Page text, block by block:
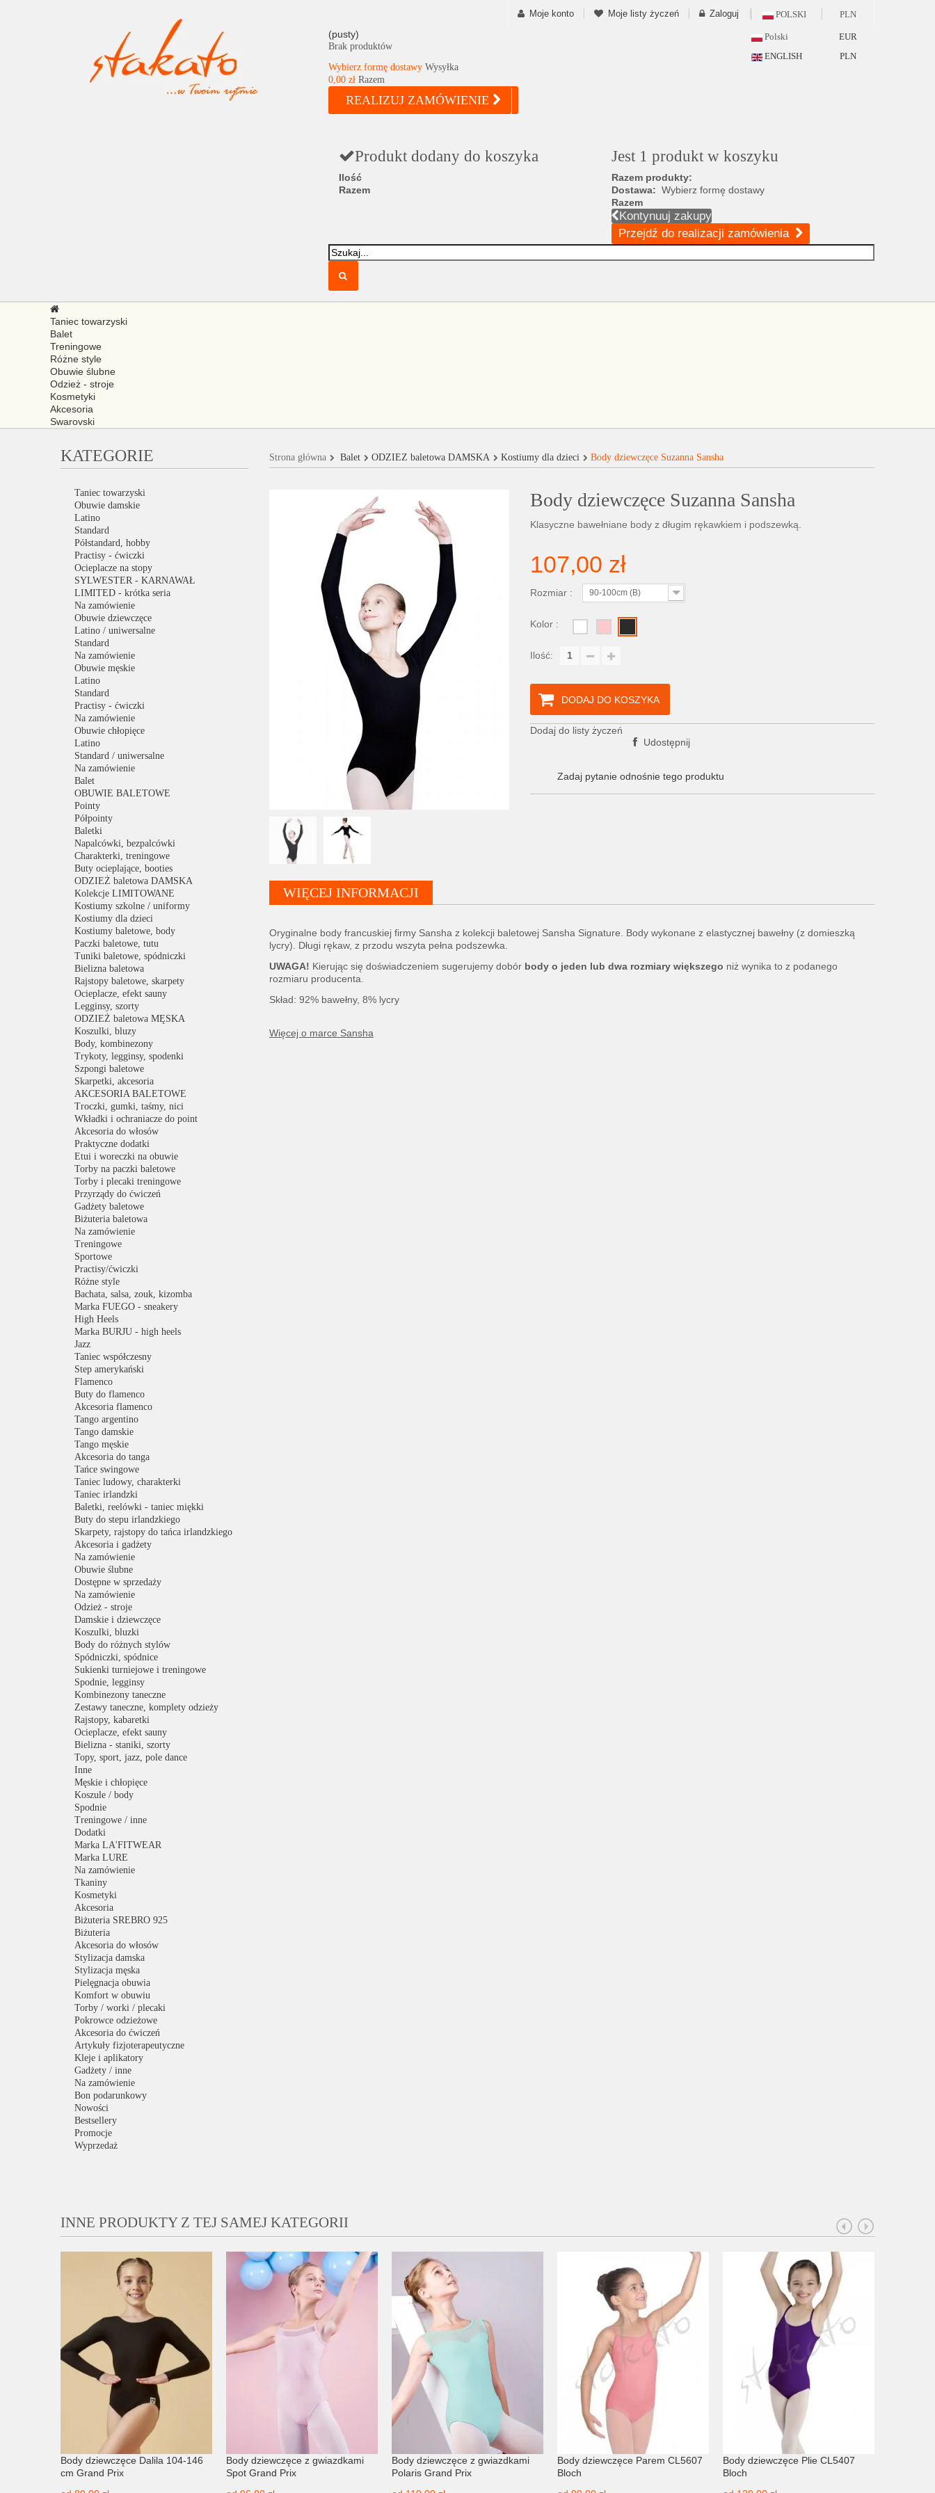
Moje konto Moje listy życzeń Zaloguj POLSKI
Polski
ENGLISH
PLN
EUR
PLN
(pusty)
Brak produktów
Wybierz formę dostawy Wysyłka
0,00 zł Razem
REALIZUJ ZAMÓWIENIE
Produkt dodany do koszyka
Ilość
Razem
Jest 1 produkt w koszyku
Razem produkty:
Dostawa:Wybierz formę dostawy
Razem
Kontynuuj zakupy
Przejdź do realizacji zamówienia
Taniec towarzyski
Balet
Treningowe
Różne style
Obuwie ślubne
Odzież - stroje
Kosmetyki
Akcesoria
Swarovski
KATEGORIE
Taniec towarzyski
Obuwie damskie
Latino
Standard
Półstandard, hobby
Practisy - ćwiczki
Ocieplacze na stopy
SYLWESTER - KARNAWAŁ
LIMITED - krótka seria
Na zamówienie
Obuwie dziewczęce
Latino / uniwersalne
Standard
Na zamówienie
Obuwie męskie
Latino
Standard
Practisy - ćwiczki
Na zamówienie
Obuwie chłopięce
Latino
Standard / uniwersalne
Na zamówienie
Balet
OBUWIE BALETOWE
Pointy
Półpointy
Baletki
Napalcówki, bezpalcówki
Charakterki, treningowe
Buty ocieplające, booties
ODZIEŻ baletowa DAMSKA
Kolekcje LIMITOWANE
Kostiumy szkolne / uniformy
Kostiumy dla dzieci
Kostiumy baletowe, body
Paczki baletowe, tutu
Tuniki baletowe, spódniczki
Bielizna baletowa
Rajstopy baletowe, skarpety
Ocieplacze, efekt sauny
Legginsy, szorty
ODZIEŻ baletowa MĘSKA
Koszulki, bluzy
Body, kombinezony
Trykoty, legginsy, spodenki
Szpongi baletowe
Skarpetki, akcesoria
AKCESORIA BALETOWE
Troczki, gumki, taśmy, nici
Wkładki i ochraniacze do point
Akcesoria do włosów
Praktyczne dodatki
Etui i woreczki na obuwie
Torby na paczki baletowe
Torby i plecaki treningowe
Przyrządy do ćwiczeń
Gadżety baletowe
Biżuteria baletowa
Na zamówienie
Treningowe
Sportowe
Practisy/ćwiczki
Różne style
Bachata, salsa, zouk, kizomba
Marka FUEGO - sneakery
High Heels
Marka BURJU - high heels
Jazz
Taniec współczesny
Step amerykański
Flamenco
Buty do flamenco
Akcesoria flamenco
Tango argentino
Tango damskie
Tango męskie
Akcesoria do tanga
Tańce swingowe
Taniec ludowy, charakterki
Taniec irlandzki
Baletki, reelówki - taniec miękki
Buty do stepu irlandzkiego
Skarpety, rajstopy do tańca irlandzkiego
Akcesoria i gadżety
Na zamówienie
Obuwie ślubne
Dostępne w sprzedaży
Na zamówienie
Odzież - stroje
Damskie i dziewczęce
Koszulki, bluzki
Body do różnych stylów
Spódniczki, spódnice
Sukienki turniejowe i treningowe
Spodnie, legginsy
Kombinezony taneczne
Zestawy taneczne, komplety odzieży
Rajstopy, kabaretki
Ocieplacze, efekt sauny
Bielizna - staniki, szorty
Topy, sport, jazz, pole dance
Inne
Męskie i chłopięce
Koszule / body
Spodnie
Treningowe / inne
Dodatki
Marka LA'FITWEAR
Marka LURE
Na zamówienie
Tkaniny
Kosmetyki
Akcesoria
Biżuteria SREBRO 925
Biżuteria
Akcesoria do włosów
Stylizacja damska
Stylizacja męska
Pielęgnacja obuwia
Komfort w obuwiu
Torby / worki / plecaki
Pokrowce odzieżowe
Akcesoria do ćwiczeń
Artykuły fizjoterapeutyczne
Kleje i aplikatory
Gadżety / inne
Na zamówienie
Bon podarunkowy
Nowości
Bestsellery
Promocje
Wyprzedaż
Strona główna Balet ODZIEŻ baletowa DAMSKA Kostiumy dla dzieci Body dziewczęce Suzanna Sansha
Body dziewczęce Suzanna Sansha
Klasyczne bawełniane body z długim rękawkiem i podszewką.
107,00 zł
Rozmiar : 90-100cm (B)
Kolor :
Ilość:
DODAJ DO KOSZYKA
Dodaj do listy życzeń
Udostępnij
Zadaj pytanie odnośnie tego produktu
WIĘCEJ INFORMACJI
Oryginalne body francuskiej firmy Sansha z kolekcji baletowej Sansha Signature. Body wykonane z elastycznej bawełny (z domieszką
lycry). Długi rękaw, z przodu wszyta pełna podszewka.
UWAGA! Kierując się doświadczeniem sugerujemy dobór body o jeden lub dwa rozmiary większego niż wynika to z podanego
rozmiaru producenta.
Skład: 92% bawełny, 8% lycry
Więcej o marce Sansha
INNE PRODUKTY Z TEJ SAMEJ KATEGORII
Body dziewczęce Dalila 104-146
cm Grand Prix
Body dziewczęce z gwiazdkami
Spot Grand Prix
Body dziewczęce z gwiazdkami
Polaris Grand Prix
Body dziewczęce Parem CL5607
Bloch
Body dziewczęce Plie CL5407
Bloch